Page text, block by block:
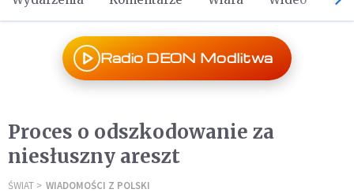
Radio DEON Modlitwa
Proces o odszkodowanie za
niesłuszny areszt
ŚWIAT WIADOMOŚCI Z POLSKI